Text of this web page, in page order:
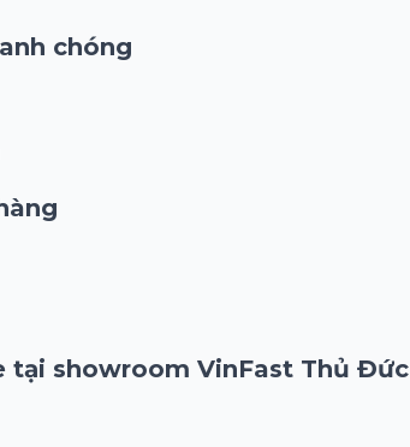
chóng
tại showroom VinFast Thủ Đức